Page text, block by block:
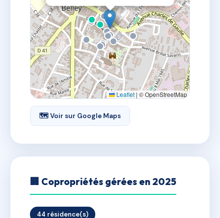
Leaflet | © OpenStreetMap
🗺 Voir sur Google Maps
🏢 Copropriétés gérées en 2025
44 résidence(s)